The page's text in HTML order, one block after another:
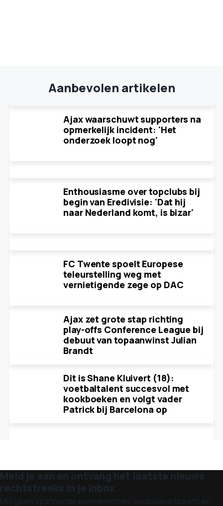
Aanbevolen artikelen
Ajax waarschuwt supporters na
opmerkelijk incident: 'Het
onderzoek loopt nog'
Enthousiasme over topclubs bij
begin van Eredivisie: 'Dat hij
naar Nederland komt, is bizar'
FC Twente spoelt Europese
teleurstelling weg met
vernietigende zege op DAC
Ajax zet grote stap richting
play-offs Conference League bij
debuut van topaanwinst Julian
Brandt
Dit is Shane Kluivert (18):
voetbaltalent succesvol met
kookboeken en volgt vader
Patrick bij Barcelona op
Meld je aan en ontvang het laatste nieuws
rechtstreeks in je inbox.
Mis geen spannende evenementen, exclusieve tickets en